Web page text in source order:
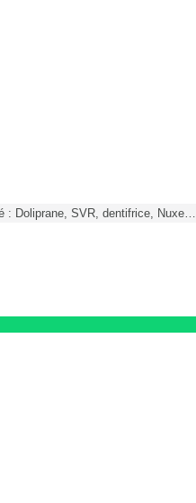
: Doliprane, SVR, dentifrice, Nuxe…